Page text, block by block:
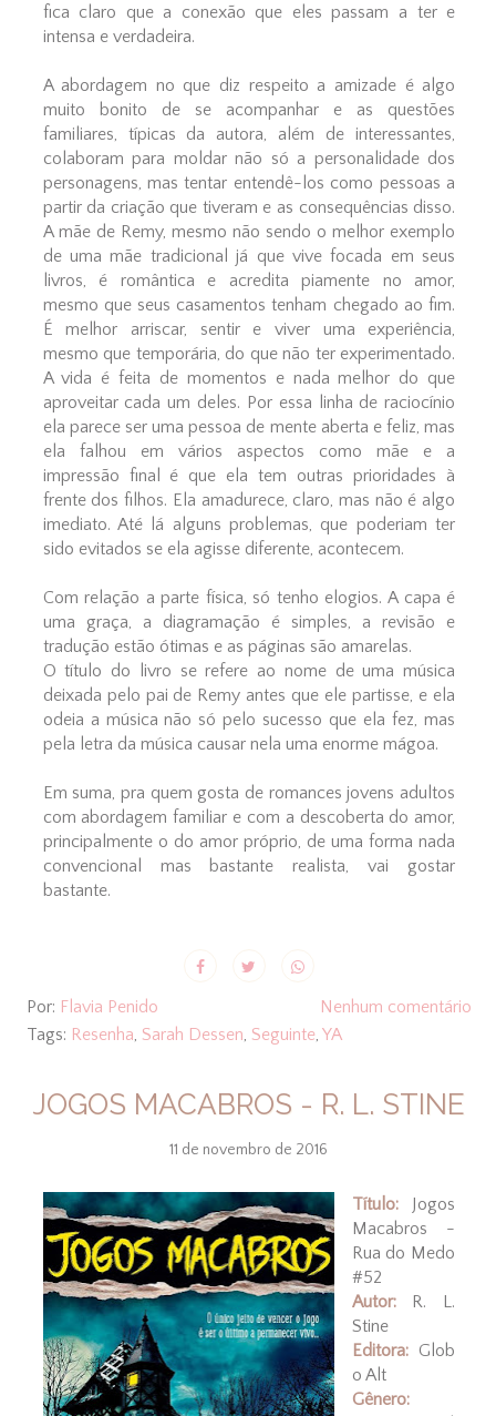
fica claro que a conexão que eles passam a ter e
intensa e verdadeira.
A abordagem no que diz respeito a amizade é algo
muito bonito de se acompanhar e as questões
familiares, típicas da autora, além de interessantes,
colaboram para moldar não só a personalidade dos
personagens, mas tentar entendê-los como pessoas a
partir da criação que tiveram e as consequências disso.
A mãe de Remy, mesmo não sendo o melhor exemplo
de uma mãe tradicional já que vive focada em seus
livros, é romântica e acredita piamente no amor,
mesmo que seus casamentos tenham chegado ao fim.
É melhor arriscar, sentir e viver uma experiência,
mesmo que temporária, do que não ter experimentado.
A vida é feita de momentos e nada melhor do que
aproveitar cada um deles. Por essa linha de raciocínio
ela parece ser uma pessoa de mente aberta e feliz, mas
ela falhou em vários aspectos como mãe e a
impressão final é que ela tem outras prioridades à
frente dos filhos. Ela amadurece, claro, mas não é algo
imediato. Até lá alguns problemas, que poderiam ter
sido evitados se ela agisse diferente, acontecem.
Com relação a parte física, só tenho elogios. A capa é
uma graça, a diagramação é simples, a revisão e
tradução estão ótimas e as páginas são amarelas.
O título do livro se refere ao nome de uma música
deixada pelo pai de Remy antes que ele partisse, e ela
odeia a música não só pelo sucesso que ela fez, mas
pela letra da música causar nela uma enorme mágoa.
Em suma, pra quem gosta de romances jovens adultos
com abordagem familiar e com a descoberta do amor,
principalmente o do amor próprio, de uma forma nada
convencional mas bastante realista, vai gostar
bastante.
Por: Flavia Penido
Nenhum comentário
Tags: Resenha, Sarah Dessen, Seguinte, YA
JOGOS MACABROS - R. L. STINE
11 de novembro de 2016
Título:Jogos
Macabros -
Rua do Medo
#52
Autor:R. L.
Stine
Editora:Glob
o Alt
Gênero: